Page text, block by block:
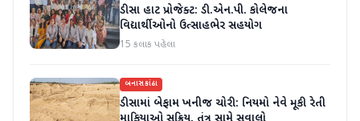
ડીસા હાટ પ્રોજેક્ટ: ડી.એન.પી. કોલેજના
વિદ્યાર્થીઓનો ઉત્સાહભેર સહયોગ
15 કલાક પહેલા
બનાસકાંઠા
ડીસામાં બેફામ ખનીજ ચોરી: નિયમો નેવે મૂકી રેતી